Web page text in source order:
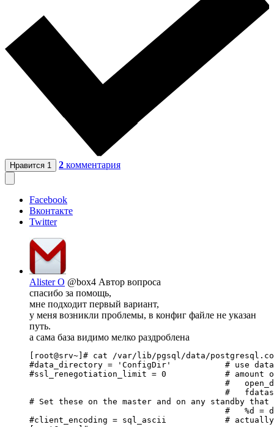
Нравится 1 2 комментария
Facebook
Вконтакте
Twitter
Alister O @box4 Автор вопроса
спасибо за помощь,
мне подходит первый вариант,
у меня возникли проблемы, в конфиг файле не указан
путь.
а сама база видимо мелко раздроблена
[root@srv~]# cat /var/lib/pgsql/data/
#data_directory = 'ConfigDir'		# use data in another directory
#ssl_renegotiation_limit = 0		# amount of data between renegotiations
# Set these on the master and on any standby
#client_encoding = sql_ascii		# actually, defaults to database